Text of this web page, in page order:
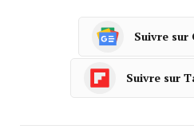
Suivre sur
Suivre sur